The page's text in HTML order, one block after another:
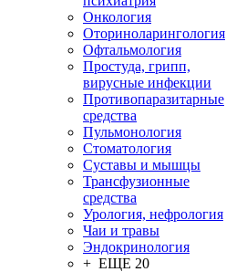
Онкология
Оториноларингология
Офтальмология
Простуда, грипп,
вирусные инфекции
Противопаразитарные
средства
Пульмонология
Стоматология
Суставы и мышцы
Трансфузионные
средства
Урология, нефрология
Чаи и травы
Эндокринология
+ ЕЩЕ 20